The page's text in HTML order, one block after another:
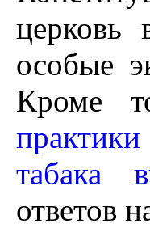
церковь
особые
Кроме
табака
ответов